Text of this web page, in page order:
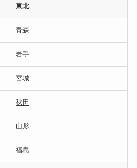
東北
青森
岩手
宮城
秋田
山形
福島